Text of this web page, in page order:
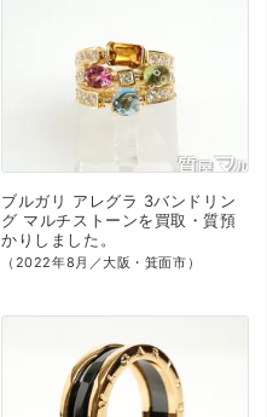
ブルガリ アレグラ 3バンドリン
グ マルチストーンを買取・質預
かり しました。
（2022年8月／大阪・箕面市）